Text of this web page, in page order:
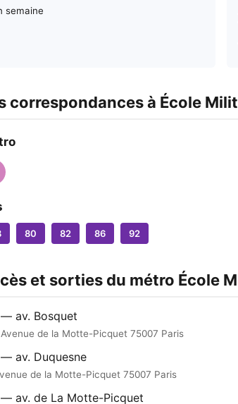
semaine
correspondances à École
80 82 86 92
et sorties du métro École
— av. Bosquet
de la Motte-Picquet 75007 Paris
— av. Duquesne
de la Motte-Picquet 75007 Paris
— av. de La Motte-Picquet